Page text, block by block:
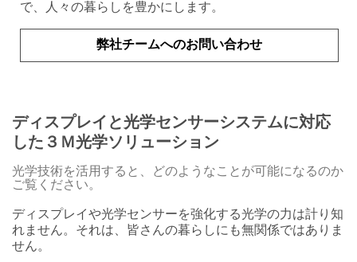
で、人々の暮らしを豊かにします。
弊社チームへのお問い合わせ
ディスプレイと光学センサーシステムに対応
した３Ｍ光学ソリューション
光学技術を活用すると、どのようなことが可能になるのか
ご覧ください。
ディスプレイや光学センサーを強化する光学の力は計り知
れません。それは、皆さんの暮らしにも無関係ではありま
せん。